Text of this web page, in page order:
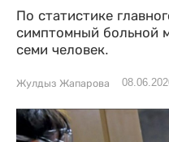
По статистике
симптомный больной
семи человек.
Жулдыз Жапарова